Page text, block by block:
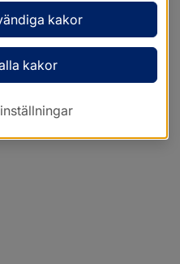
kakor
kakor